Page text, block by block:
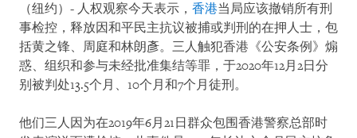
（纽约）- 人权观察今天表示， 香港当局应该撤销所有刑
事检控，释放因和平民主抗议被捕或判刑的在押人士，包
括黄之锋、周庭和林朗彥。三人触犯香港《公安条例》煽
惑、组织和参与未经批准集结等罪，于2020年12月2日分
别被判处13.5个月、10个月和7个月徒刑。
他们三人因为在2019年6月21日群众包围香港警察总部时